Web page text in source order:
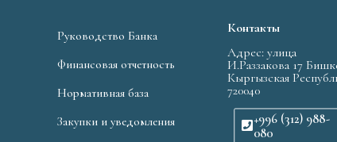
Руководство Банка
Финансовая отчетность
Нормативная база
Закупки и уведомления
Контакты
Адрес: улица
И.Раззакова 17
Кыргызская
720040
+996 (312) 988-
080